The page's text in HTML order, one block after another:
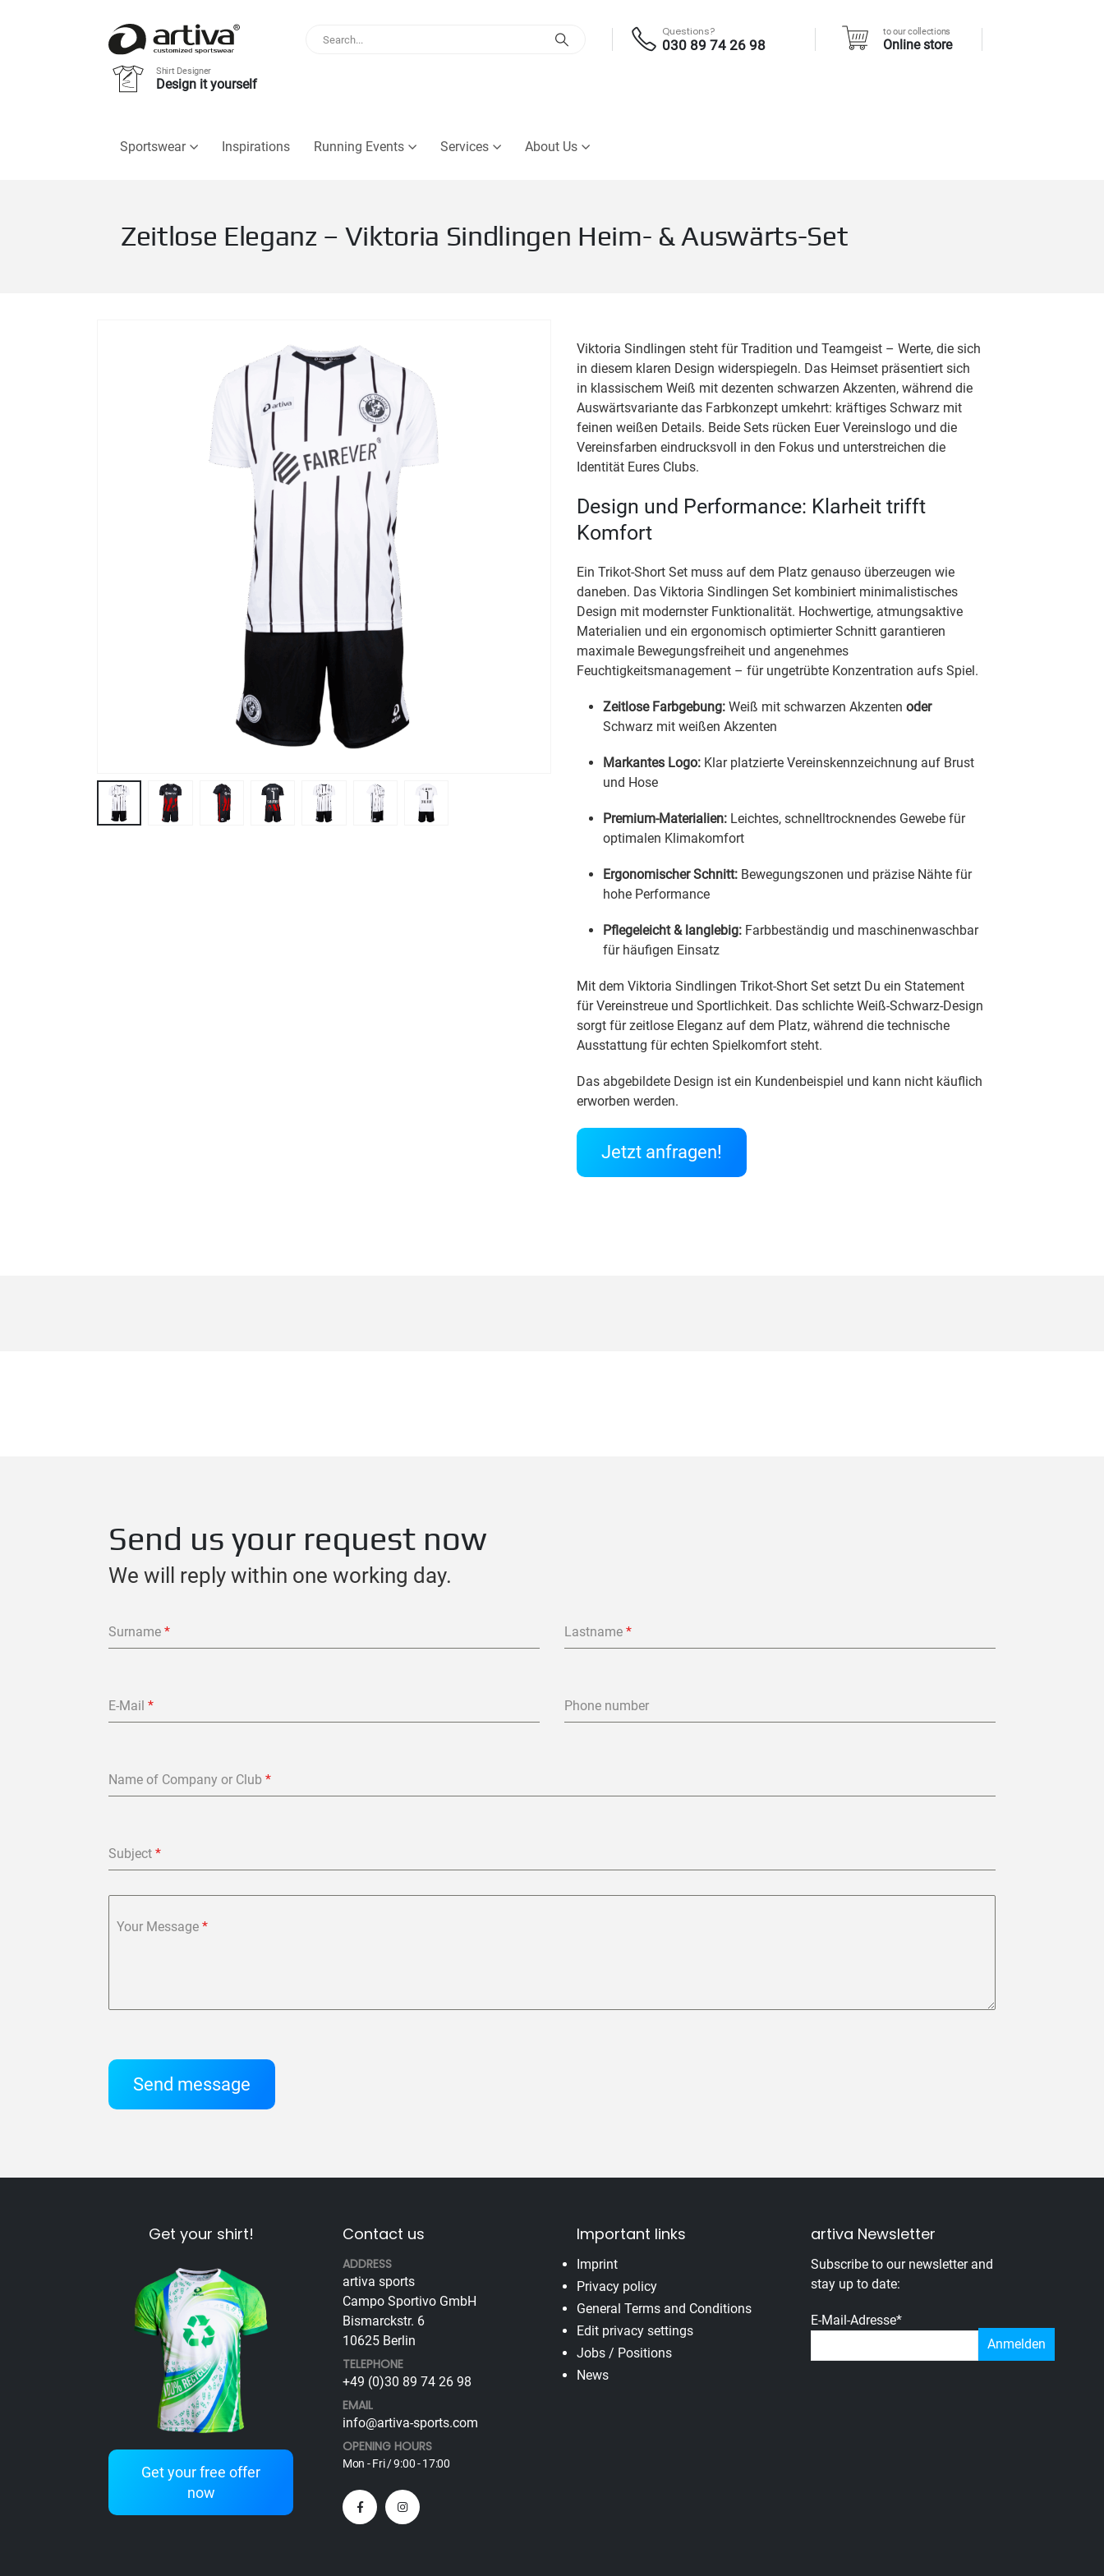
Questions?
030 89 74 26 98
to our collections
Online store
Shirt Designer
Design it yourself
Sportswear Inspirations Running Events Services About Us
Zeitlose Eleganz – Viktoria Sindlingen Heim- & Auswärts-Set
Viktoria Sindlingen steht für Tradition und Teamgeist – Werte, die sich
in diesem klaren Design widerspiegeln. Das Heimset präsentiert sich
in klassischem Weiß mit dezenten schwarzen Akzenten, während die
Auswärtsvariante das Farbkonzept umkehrt: kräftiges Schwarz mit
feinen weißen Details. Beide Sets rücken Euer Vereinslogo und die
Vereinsfarben eindrucksvoll in den Fokus und unterstreichen die
Identität Eures Clubs.
Design und Performance: Klarheit trifft
Komfort
Ein Trikot-Short Set muss auf dem Platz genauso überzeugen wie
daneben. Das Viktoria Sindlingen Set kombiniert minimalistisches
Design mit modernster Funktionalität. Hochwertige, atmungsaktive
Materialien und ein ergonomisch optimierter Schnitt garantieren
maximale Bewegungsfreiheit und angenehmes
Feuchtigkeitsmanagement – für ungetrübte Konzentration aufs Spiel.
Zeitlose Farbgebung: Weiß mit schwarzen Akzenten oder
Schwarz mit weißen Akzenten
Markantes Logo: Klar platzierte Vereinskennzeichnung auf Brust
und Hose
Premium-Materialien: Leichtes, schnelltrocknendes Gewebe für
optimalen Klimakomfort
Ergonomischer Schnitt: Bewegungszonen und präzise Nähte für
hohe Performance
Pflegeleicht & langlebig: Farbbeständig und maschinenwaschbar
für häufigen Einsatz
Mit dem Viktoria Sindlingen Trikot-Short Set setzt Du ein Statement
für Vereinstreue und Sportlichkeit. Das schlichte Weiß-Schwarz-Design
sorgt für zeitlose Eleganz auf dem Platz, während die technische
Ausstattung für echten Spielkomfort steht.
Das abgebildete Design ist ein Kundenbeispiel und kann nicht käuflich
erworben werden.
Jetzt anfragen!
Send us your request now
We will reply within one working day.
Surname * Lastname *
E-Mail * Phone number
Name of Company or Club *
Subject *
Your Message *
Send message
Get your shirt!
Get your free offer
now
Contact us
ADDRESS
artiva sports
Campo Sportivo GmbH
Bismarckstr. 6
10625 Berlin
TELEPHONE
+49 (0)30 89 74 26 98
EMAIL
info@artiva-sports.com
OPENING HOURS
Mon - Fri / 9:00 - 17:00
Important links
Imprint
Privacy policy
General Terms and Conditions
Edit privacy settings
Jobs / Positions
News
artiva Newsletter
Subscribe to our newsletter and
stay up to date:
E-Mail-Adresse*